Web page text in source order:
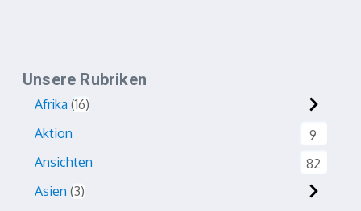
Unsere Rubriken
Afrika 16
Aktion
9
Ansichten
82
Asien 3